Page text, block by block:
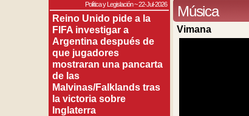
Política y Legislación~22-Jul-2026
Reino Unido pide a la
FIFA investigar a
Argentina después de
que jugadores
mostraran una pancarta
de las
Malvinas/Falklands tras
la victoria sobre
Inglaterra
Música
Vimana